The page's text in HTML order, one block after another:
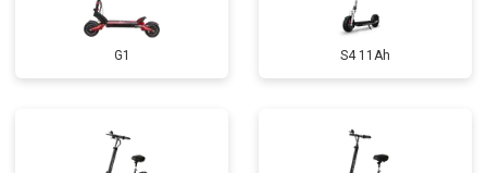
G1 S4 11Ah